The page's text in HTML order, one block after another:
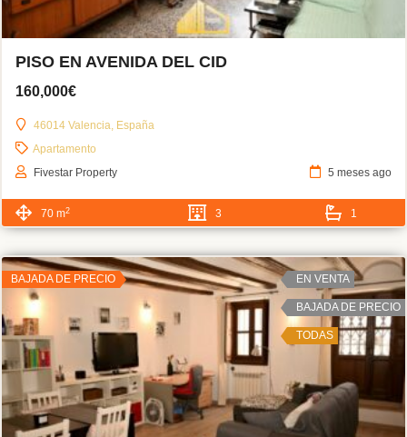
PISO EN AVENIDA DEL CID
160,000€
46014 Valencia, España
Apartamento
Fivestar Property
5 meses ago
70 m2 3 1
BAJADA DE PRECIO EN VENTA
BAJADA DE PRECIO
TODAS